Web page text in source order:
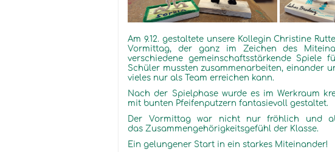
Am 9.12. gestaltete unsere Kollegin Christine
Vormittag, der ganz im Zeichen des
verschiedene gemeinschaftsstärkende Spiele
Schüler mussten zusammenarbeiten, einander
vieles nur als Team erreichen kann.
Nach der Spielphase wurde es im Werkraum
mit bunten Pfeifenputzern fantasievoll gestaltet.
Der Vormittag war nicht nur fröhlich und
das Zusammengehörigkeitsgefühl der Klasse.
Ein gelungener Start in ein starkes Miteinander!